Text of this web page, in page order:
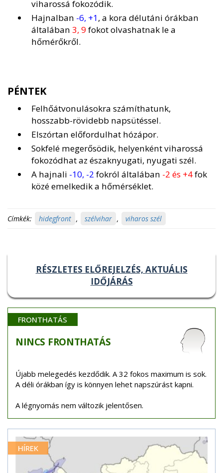
viharossá fokozódik.
Hajnalban -6, +1, a kora délutáni órákban
általában 3, 9fokot olvashatnak le a
hőmérőkről.
PÉNTEK
Felhőátvonulásokra számíthatunk,
hosszabb-rövidebb napsütéssel.
Elszórtan előfordulhat hózápor.
Sokfelé megerősödik, helyenként viharossá
fokozódhat az északnyugati, nyugati szél.
A hajnali -10, -2 fokról általában -2 és +4fok
közé emelkedik a hőmérséklet.
Címkék: hidegfront , szélvihar , viharos szél
RÉSZLETES ELŐREJELZÉS, AKTUÁLIS
IDŐJÁRÁS
FRONTHATÁS
NINCS FRONTHATÁS
Újabb melegedés kezdődik. A 32 fokos maximum is sok.
A déli órákban így is könnyen lehet napszúrást kapni.
A légnyomás nem változik jelentősen.
HÍREK